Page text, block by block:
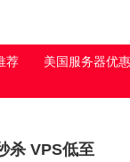
荐
美国服务器优惠
杀 VPS低至